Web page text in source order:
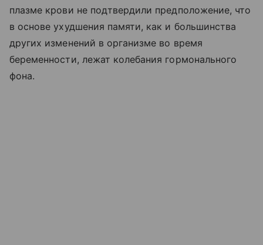
плазме крови не подтвердили предположение, что
в основе ухудшения памяти, как и большинства
других изменений в организме во время
беременности, лежат колебания гормонального
фона.